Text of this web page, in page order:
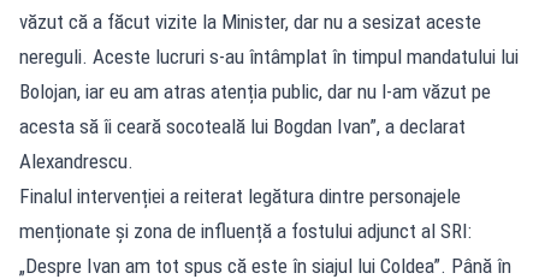
văzut că a făcut vizite la Minister, dar nu a sesizat aceste
nereguli. Aceste lucruri s-au întâmplat în timpul mandatului lui
Bolojan, iar eu am atras atenția public, dar nu l-am văzut pe
acesta să îi ceară socoteală lui Bogdan Ivan”, a declarat
Alexandrescu.
Finalul intervenției a reiterat legătura dintre personajele
menționate și zona de influență a fostului adjunct al SRI:
„Despre Ivan am tot spus că este în siajul lui Coldea”. Până în